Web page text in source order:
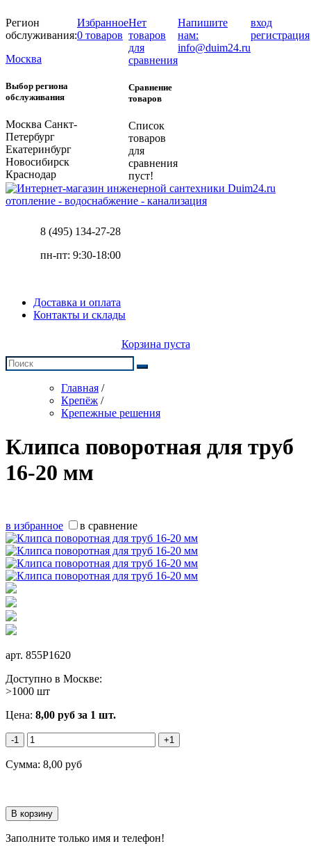
Регион
обслуживания:
Москва
Выбор региона
обслуживания
Москва Санкт-
Петербург
Екатеринбург
Новосибирск
Краснодар
Избранное
0 товаров
Нет
товаров
для
сравнения
Сравнение
товаров
Список
товаров
для
сравнения
пуст!
Напишите
нам:
info@duim24.ru
вход
регистрация
отопление - водоснабжение - канализация
8 (495) 134-27-28
пн-пт: 9:30-18:00
Доставка и оплата
Контакты и склады
Корзина пуста
Главная /
Крепёж /
Крепежные решения
Клипса поворотная для труб
16-20 мм
в избранное в сравнение
арт. 855P1620
Доступно в Москве:
>1000 шт
Цена: 8,00 руб за 1 шт.
-1 +1
Сумма: 8,00 руб
Заполните только имя и телефон!